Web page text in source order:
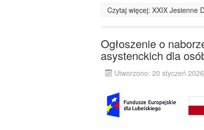
Czytaj więcej: XXIX Jesienne
Ogłoszenie o
asystenckich dla
Utworzono: 20 styczeń 2026